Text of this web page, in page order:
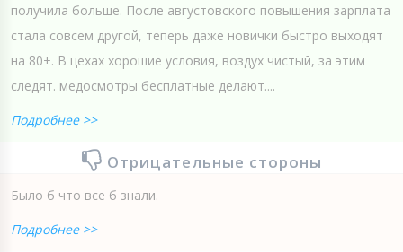
получила больше. После августовского повышения зарплата
стала совсем другой, теперь даже новички быстро выходят
на 80+. В цехах хорошие условия, воздух чистый, за этим
следят. медосмотры бесплатные делают....
Подробнее >>
Отрицательные стороны
Было б что все б знали.
Подробнее >>